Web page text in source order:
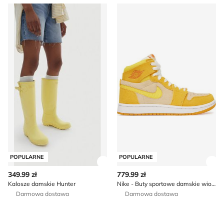
Kalosze damskie Hunter
POPULARNE
349.99 zł
Kalosze damskie Hunter
Darmowa dostawa
POPULARNE
779.99 zł
Nike - Buty sportowe damskie wiosenne
Darmowa dostawa